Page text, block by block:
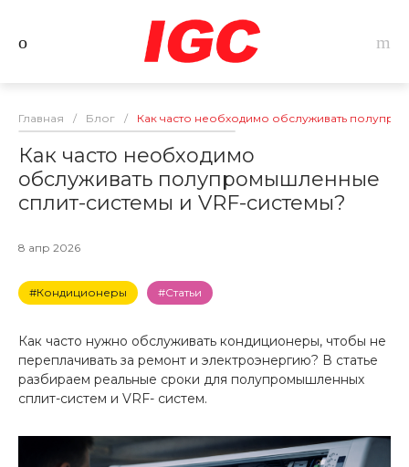
Главная / Блог / Как часто необходимо обслуживать
Как часто необходимо
обслуживать полупромышленные
сплит-системы и VRF-системы?
8 апр 2026
#Кондиционеры #Статьи
Как часто нужно обслуживать кондиционеры, чтобы не
переплачивать за ремонт и электроэнергию? В статье
разбираем реальные сроки для полупромышленных
сплит-систем и VRF- систем.